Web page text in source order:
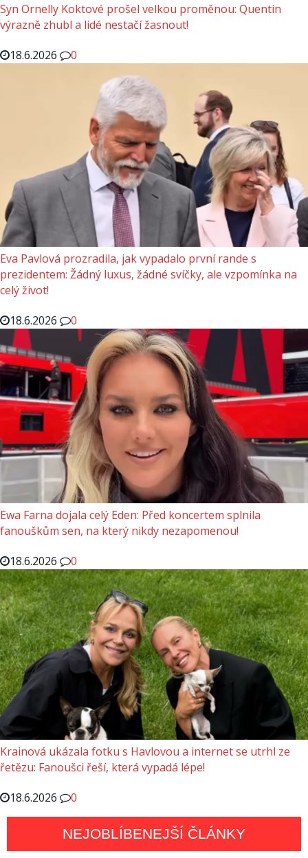
Syn Ornelly Koktové prošel velkou proměnou: Quentin
výrazně zhubl a lidé nestačí žasnout!
18.6.2026
0
Eva Pavlová prozradila, jak vypadalo první rande s
prezidentem: Žádný luxus, žádné svíčky, ale vzpomínka na
celý život!
18.6.2026
0
Ewa Farna dojala celý Eden: Před koncertem splnila
fanouškům sen, na který nikdy nezapomenou!
18.6.2026
0
Krainová ukázala fotku s Havlovou a internet se utrhl ze
řetězu: Fanoušci řeší, která vypadá lépe!
18.6.2026
0
NEJOBLÍBENEJŠÍ ČLÁNKY